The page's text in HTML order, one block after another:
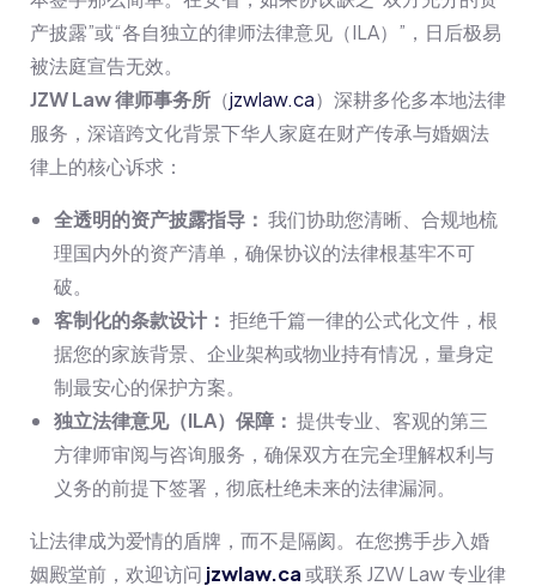
产披露”或“各自独立的律师法律意见（ILA）”，日后极易
被法庭宣告无效。
JZW Law 律师事务所 （jzwlaw.ca）深耕多伦多本地法律
服务，深谙跨文化背景下华人家庭在财产传承与婚姻法
律上的核心诉求：
全透明的资产披露指导： 我们协助您清晰、合规地梳
理国内外的资产清单，确保协议的法律根基牢不可
破。
客制化的条款设计： 拒绝千篇一律的公式化文件，根
据您的家族背景、企业架构或物业持有情况，量身定
制最安心的保护方案。
独立法律意见（ILA）保障： 提供专业、客观的第三
方律师审阅与咨询服务，确保双方在完全理解权利与
义务的前提下签署，彻底杜绝未来的法律漏洞。
让法律成为爱情的盾牌，而不是隔阂。在您携手步入婚
姻殿堂前，欢迎访问 jzwlaw.ca或联系 JZW Law 专业律